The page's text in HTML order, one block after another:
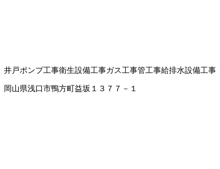
井戸ポンプ工事衛生設備工事ガス工事管工事給排水設備工事
岡山県浅口市鴨方町益坂１３７７－１